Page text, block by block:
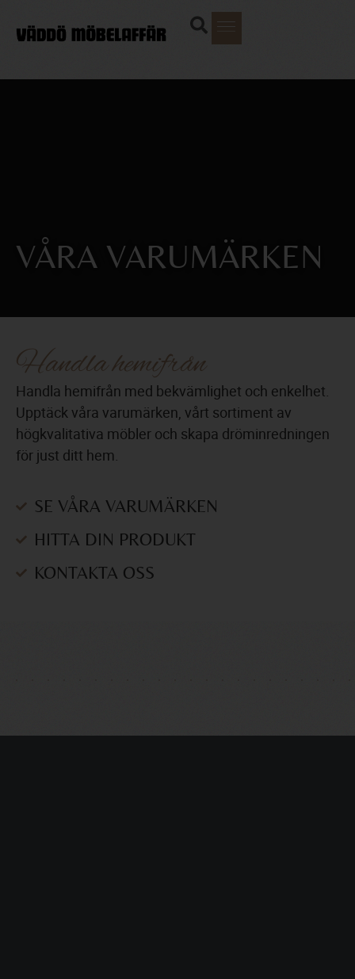
VÅRA VARUMÄRKEN
Handla hemifrån
Handla hemifrån med bekvämlighet och enkelhet.
Upptäck våra varumärken, vårt sortiment av
högkvalitativa möbler och skapa dröminredningen
för just ditt hem.
SE VÅRA VARUMÄRKEN
HITTA DIN PRODUKT
KONTAKTA OSS